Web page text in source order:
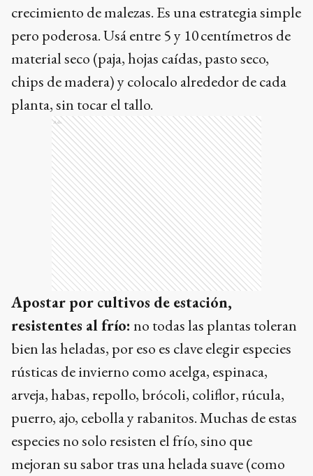
crecimiento de malezas. Es una estrategia simple
pero poderosa. Usá entre 5 y 10 centímetros de
material seco (paja, hojas caídas, pasto seco,
chips de madera) y colocalo alrededor de cada
planta, sin tocar el tallo.
Ads
Apostar por cultivos de estación,
resistentes al frío: no todas las plantas toleran
bien las heladas, por eso es clave elegir especies
rústicas de invierno como acelga, espinaca,
arveja, habas, repollo, brócoli, coliflor, rúcula,
puerro, ajo, cebolla y rabanitos. Muchas de estas
especies no solo resisten el frío, sino que
mejoran su sabor tras una helada suave (como